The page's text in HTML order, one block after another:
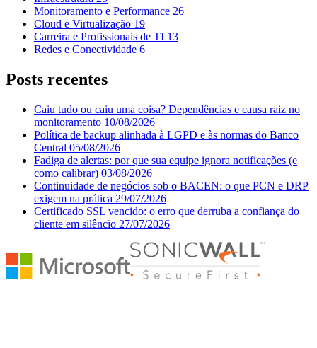
Monitoramento e Performance 26
Cloud e Virtualização 19
Carreira e Profissionais de TI 13
Redes e Conectividade 6
Posts recentes
Caiu tudo ou caiu uma coisa? Dependências e causa raiz no
monitoramento 10/08/2026
Política de backup alinhada à LGPD e às normas do Banco
Central 05/08/2026
Fadiga de alertas: por que sua equipe ignora notificações (e
como calibrar) 03/08/2026
Continuidade de negócios sob o BACEN: o que PCN e DRP
exigem na prática 29/07/2026
Certificado SSL vencido: o erro que derruba a confiança do
cliente em silêncio 27/07/2026